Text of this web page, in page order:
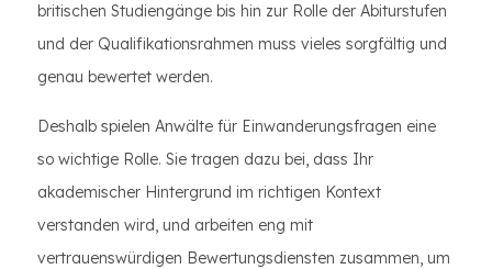
britischen Studiengänge bis hin zur Rolle der Abiturstufen
und der Qualifikationsrahmen muss vieles sorgfältig und
genau bewertet werden.
Deshalb spielen Anwälte für Einwanderungsfragen eine
so wichtige Rolle. Sie tragen dazu bei, dass Ihr
akademischer Hintergrund im richtigen Kontext
verstanden wird, und arbeiten eng mit
vertrauenswürdigen Bewertungsdiensten zusammen, um